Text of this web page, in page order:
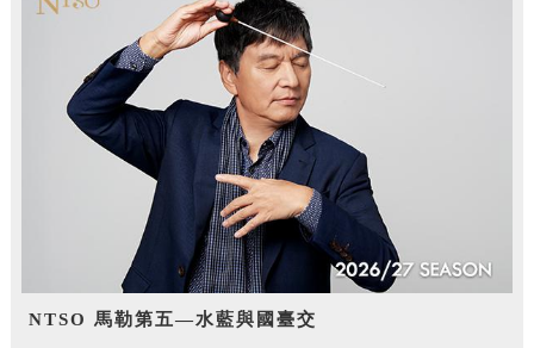
NTSO 馬勒第五—水藍與國臺交